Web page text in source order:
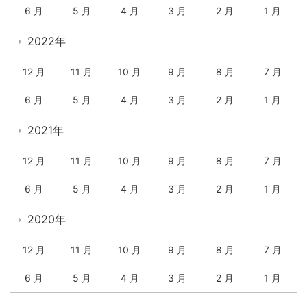
6 月 5 月 4 月 3 月 2 月 1 月
2022年
12 月 11 月 10 月 9 月 8 月 7 月
6 月 5 月 4 月 3 月 2 月 1 月
2021年
12 月 11 月 10 月 9 月 8 月 7 月
6 月 5 月 4 月 3 月 2 月 1 月
2020年
12 月 11 月 10 月 9 月 8 月 7 月
6 月 5 月 4 月 3 月 2 月 1 月